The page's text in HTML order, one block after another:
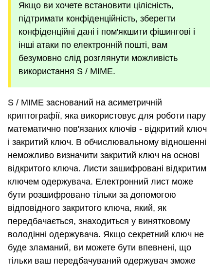
Якщо ви хочете встановити цілісність,
підтримати конфіденційність, зберегти
конфіденційні дані і пом'якшити фішингові і
інші атаки по електронній пошті, вам
безумовно слід розглянути можливість
використання S / MIME.
S / MIME заснований на асиметричній
криптографії, яка використовує для роботи пару
математично пов'язаних ключів - відкритий ключ
і закритий ключ. В обчислювальному відношенні
неможливо визначити закритий ключ на основі
відкритого ключа. Листи зашифровані відкритим
ключем одержувача. Електронний лист може
бути розшифровано тільки за допомогою
відповідного закритого ключа, який, як
передбачається, знаходиться у винятковому
володінні одержувача. Якщо секретний ключ не
буде зламаний, ви можете бути впевнені, що
тільки ваш передбачуваний одержувач зможе